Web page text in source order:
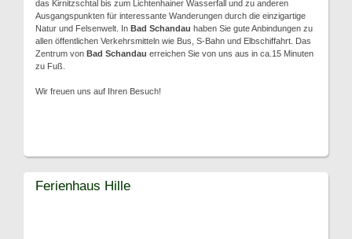
das Kirnitzschtal bis zum Lichtenhainer Wasserfall und zu anderen
Ausgangspunkten für interessante Wanderungen durch die einzigartige
Natur und Felsenwelt. In Bad Schandau haben Sie gute Anbindungen zu
allen öffentlichen Verkehrsmitteln wie Bus, S-Bahn und Elbschiffahrt. Das
Zentrum von Bad Schandau erreichen Sie von uns aus in ca.15 Minuten
zu Fuß.
Wir freuen uns auf Ihren Besuch!
Ferienhaus Hille